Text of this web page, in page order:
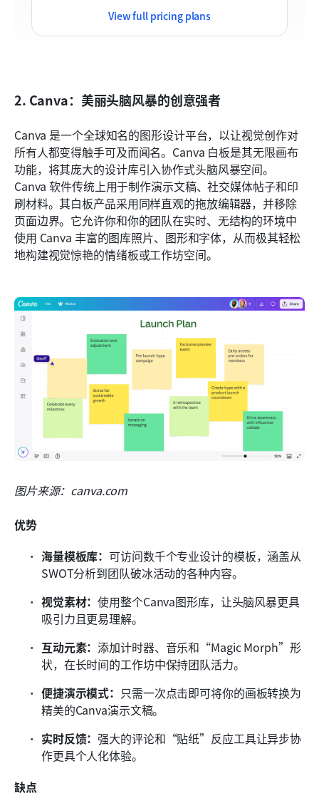
View full pricing plans
2. Canva：美丽头脑风暴的创意强者
Canva 是一个全球知名的图形设计平台，以让视觉创作对
所有人都变得触手可及而闻名。Canva 白板是其无限画布
功能，将其庞大的设计库引入协作式头脑风暴空间。
Canva 软件传统上用于制作演示文稿、社交媒体帖子和印
刷材料。其白板产品采用同样直观的拖放编辑器，并移除
页面边界。它允许你和你的团队在实时、无结构的环境中
使用 Canva 丰富的图库照片、图形和字体，从而极其轻松
地构建视觉惊艳的情绪板或工作坊空间。
图片来源：canva.com
优势
海量模板库： 可访问数千个专业设计的模板，涵盖从
SWOT分析到团队破冰活动的各种内容。
视觉素材：使用整个Canva图形库，让头脑风暴更具
吸引力且更易理解。
互动元素：添加计时器、音乐和“Magic Morph”形
状，在长时间的工作坊中保持团队活力。
便捷演示模式： 只需一次点击即可将你的画板转换为
精美的Canva演示文稿。
实时反馈：强大的评论和“贴纸”反应工具让异步协
作更具个人化体验。
缺点